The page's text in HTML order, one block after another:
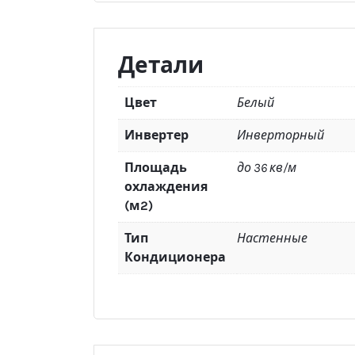
Детали
Цвет Белый
Инвертер Инверторный
Площадь
охлаждения
(м2)
до 36 кв/м
Тип
Кондиционера
Настенные